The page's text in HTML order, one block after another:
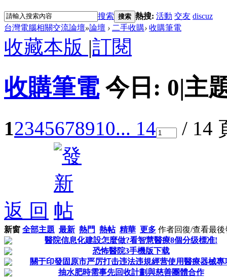
搜索 搜索 熱搜: 活動 交友 discuz
台灣電腦相關交流論壇»論壇 › 二手收購› 收購筆電
收藏本版 |訂閱
收購筆電 今日: 0|主
12345678910... 14 / 14
返 回
新窗 全部主題 最新 熱門 熱帖 精華 更多 作者回復/查看最後
醫院信息化建設怎麼做?看智慧醫療8個分级標准!
恐怖醫院3手機版下载
關于印發固原市严厉打击违法违規經营使用醫療器械專
抽水肥時需事先回收計劃與慈善團體合作